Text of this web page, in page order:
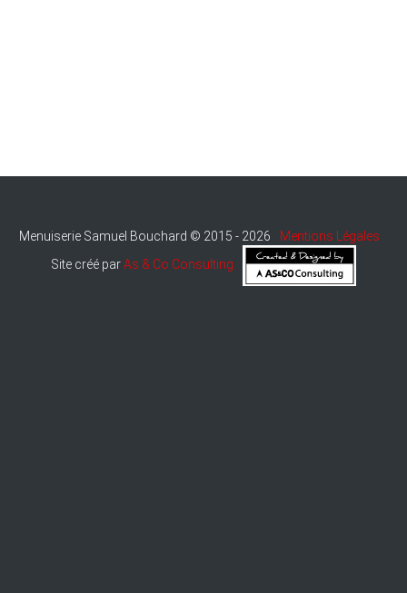
Menuiserie Samuel Bouchard © 2015 - 2026
Mentions Légales
Site créé parAs & Co Consulting